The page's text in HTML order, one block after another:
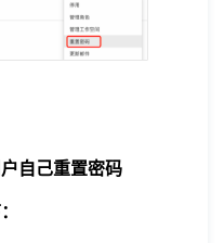
自己重置密码